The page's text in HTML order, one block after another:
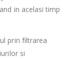
in acelasi timp
prin filtrarea
si